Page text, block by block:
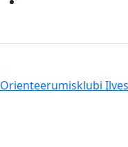
Orienteerumisklubi Ilves